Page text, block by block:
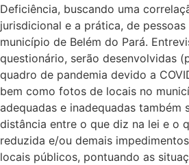
Deficiência, buscando uma
jurisdicional e a prática, de
município de Belém do Pará.
questionário, serão desenvolvidas
quadro de pandemia devido a
bem como fotos de locais no
adequadas e inadequadas
distância entre o que diz na lei e o
reduzida e/ou demais
locais públicos, pontuando as